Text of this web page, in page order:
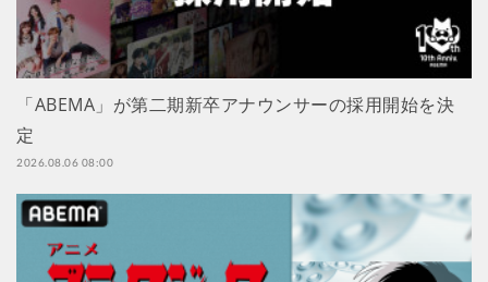
「ABEMA」が第二期新卒アナウンサーの採用開始を決
定
2026.08.06 08:00